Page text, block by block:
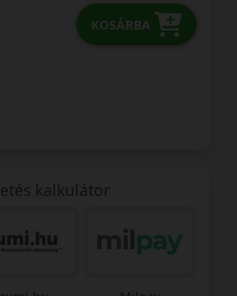
KOSÁRBA
kalkulátor